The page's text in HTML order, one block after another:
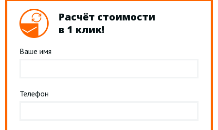
Расчёт стоимости
в 1 клик!
Ваше имя
Телефон